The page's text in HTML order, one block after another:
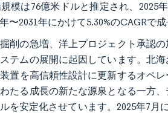
模は76億米ドルと推定され、2025
〜2031年にかけて5.30%のCAGRで成
削の急増、洋上プロジェクト承認
テムの展開に起因しています。北
置を高信頼性設計に更新するオペ
たる成長の新たな源泉となる一方
を安定化させています。2025年7月